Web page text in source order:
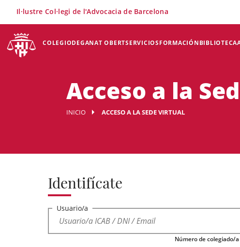
COLEGIODEGANAT OBERTSERVICIOSFORMACIÓNBIBLIOTECA
Il·lustre Col·legi de l'Advocacia de Barcelona
Acceso a la
INICIO ACCESO A LA SEDE VIRTUAL
Identifícate
Usuario/a
Número de colegiado/